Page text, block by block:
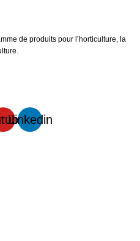
de produits pour l’horticulture, la
Linkedin